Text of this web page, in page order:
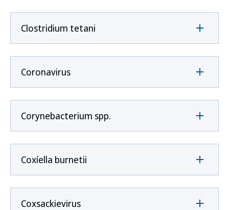
Clostridium tetani
Coronavirus
Corynebacterium spp.
Coxíella burnetii
Coxsackievirus